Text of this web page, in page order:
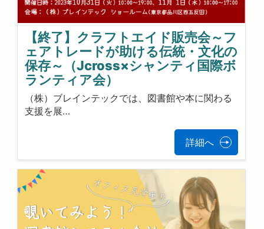
【終了】クラフトエイド販売会～フ
ェアトレードが助ける伝統・文化の
保存～（Jcross×シャンティ国際ボ
ランティア会）
（株）ブレインテックでは、図書館や本に関わる
支援を展…
詳細へ